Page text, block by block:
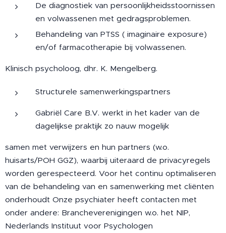
De diagnostiek van persoonlijkheidsstoornissen
en volwassenen met gedragsproblemen.
Behandeling van PTSS ( imaginaire exposure)
en/of farmacotherapie bij volwassenen.
Klinisch psycholoog, dhr. K. Mengelberg.
Structurele samenwerkingspartners
Gabriël Care B.V. werkt in het kader van de
dagelijkse praktijk zo nauw mogelijk
samen met verwijzers en hun partners (w.o.
huisarts/POH GGZ), waarbij uiteraard de privacyregels
worden gerespecteerd. Voor het continu optimaliseren
van de behandeling van en samenwerking met cliënten
onderhoudt Onze psychiater heeft contacten met
onder andere: Brancheverenigingen w.o. het NIP,
Nederlands Instituut voor Psychologen